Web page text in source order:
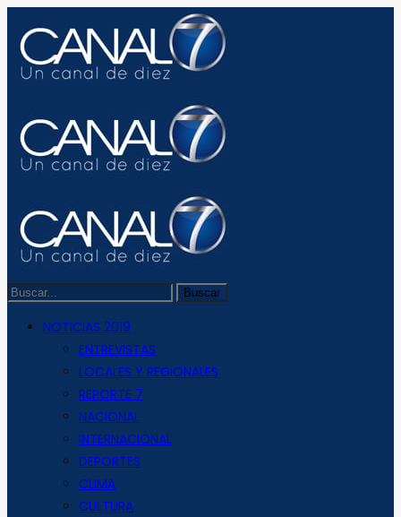
NOTICIAS 2019
ENTREVISTAS
LOCALES Y REGIONALES
REPORTE 7
NACIONAL
INTERNACIONAL
DEPORTES
CLIMA
CULTURA